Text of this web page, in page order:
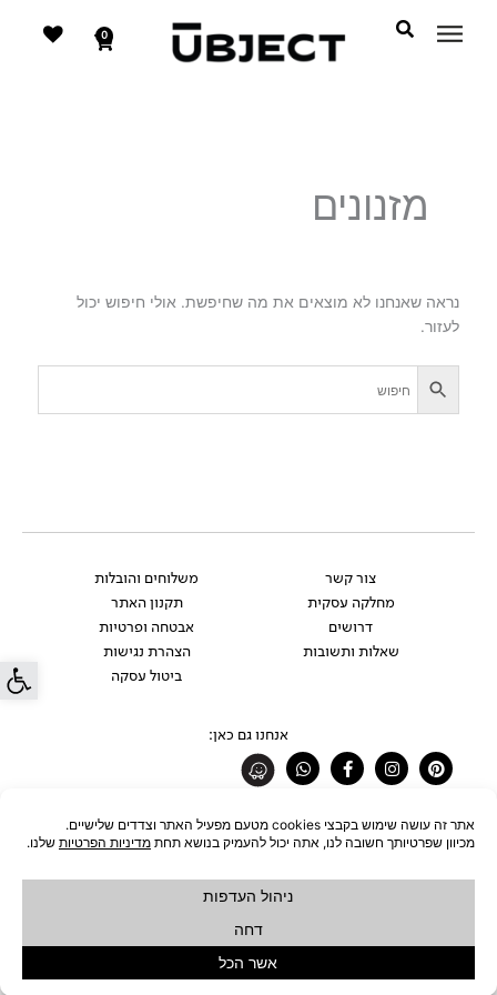
פתח
לתוכן
0
עגלת
קניות
מזנונים
נראה שאנחנו לא מוצאים את מה שחיפשת. אולי חיפוש יכול
לעזור.
צור קשר
מחלקה עסקית
דרושים
שאלות ותשובות
משלוחים והובלות
תקנון האתר
אבטחה ופרטיות
הצהרת נגישות
ביטול עסקה
אנחנו גם כאן:
Pinterest
Instagram
Facebook-
f
Whatsapp
רוצים להתעדכן לפני כולם?
כל הזכויות שמורות לחברת ŪBJECT בע"מ © 2026